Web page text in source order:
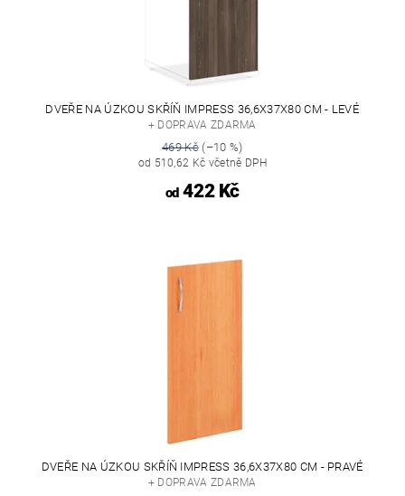
DVEŘE NA ÚZKOU SKŘÍŇ IMPRESS 36,6X37X80 CM - LEVÉ
+ DOPRAVA ZDARMA
469 Kč(–10 %)
od 510,62 Kč včetně DPH
od422 Kč
DVEŘE NA ÚZKOU SKŘÍŇ IMPRESS 36,6X37X80 CM - PRAVÉ
+ DOPRAVA ZDARMA